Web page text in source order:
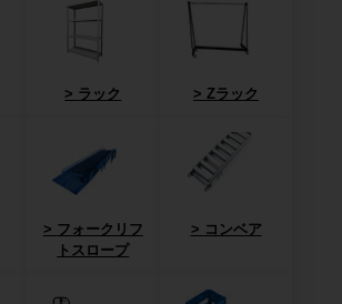
ラック Zラック
フォークリフ
トスロープ
コンベア